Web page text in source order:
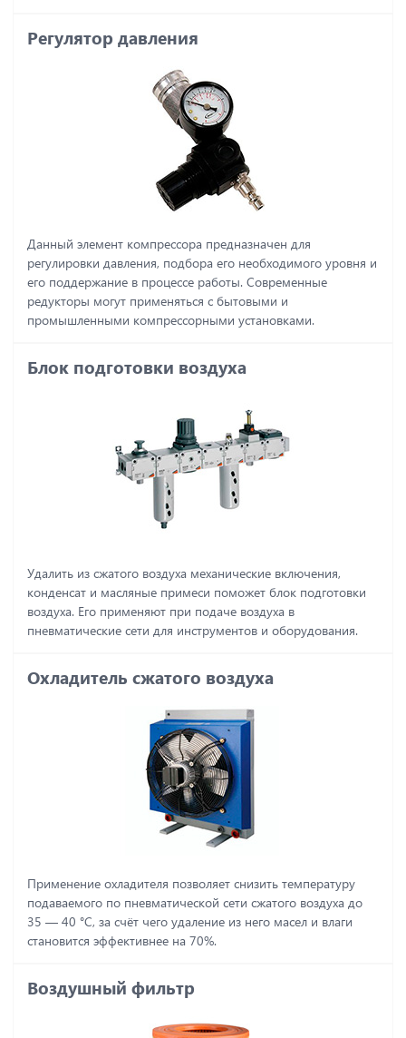
Регулятор давления
Данный элемент компрессора предназначен для
регулировки давления, подбора его необходимого уровня и
его поддержание в процессе работы. Современные
редукторы могут применяться с бытовыми и
промышленными компрессорными установками.
Блок подготовки воздуха
Удалить из сжатого воздуха механические включения,
конденсат и масляные примеси поможет блок подготовки
воздуха. Его применяют при подаче воздуха в
пневматические сети для инструментов и оборудования.
Охладитель сжатого воздуха
Применение охладителя позволяет снизить температуру
подаваемого по пневматической сети сжатого воздуха до
35 ― 40 °C, за счёт чего удаление из него масел и влаги
становится эффективнее на 70%.
Воздушный фильтр